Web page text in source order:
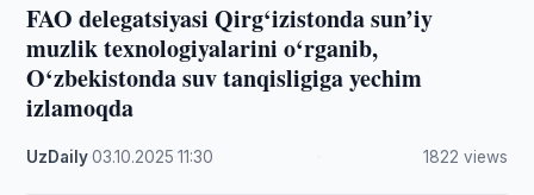
FAO delegatsiyasi Qirg‘izistonda sun’iy
muzlik texnologiyalarini o‘rganib,
O‘zbekistonda suv tanqisligiga yechim
izlamoqda
UzDaily·03.10.2025 ·11:30 1822 views